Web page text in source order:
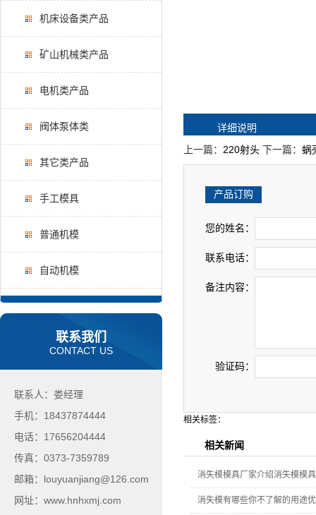
机床设备类产品
矿山机械类产品
电机类产品
阀体泵体类
其它类产品
手工模具
普通机模
自动机模
联系我们
CONTACT US
联系人：娄经理
手机：18437874444
电话：17656204444
传真：0373-7359789
邮箱：louyuanjiang@126.com
网址：www.hnhxmj.com
详细说明
上一篇： 220射头 下一篇： 蜗
产品订购
您的姓名：
联系电话：
备注内容：
验证码：
相关标签：
相关新闻
消失模模具厂家介绍消失模模
消失模有哪些你不了解的用途